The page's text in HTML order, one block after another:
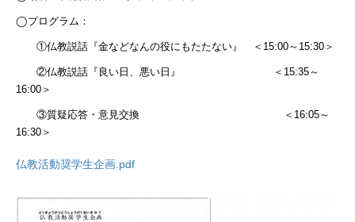
◯プログラム：
①仏教説話『金などなんの役にもたたない』 ＜ 15:00～ 15:30 ＞
②仏教説話『良い日、悪い日』 ＜ 15:35～
16:00 ＞
③質疑応答・意見交換 ＜ 16:05～
16:30 ＞
仏教活動奨学生企画.pdf